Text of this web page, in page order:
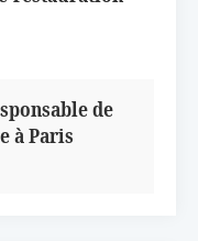
de
à Paris